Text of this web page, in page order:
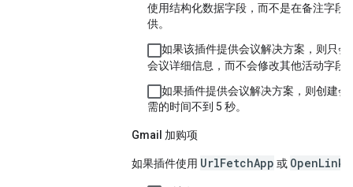
使用结构化数据字段，而不是在备注字段
供。
如果该插件提供会议解决方案，则只会
会议详细信息，而不会修改其他活动字段
如果插件提供会议解决方案，则创建会
需的时间不到 5 秒。
Gmail 加购项
如果插件使用 UrlFetchApp 或